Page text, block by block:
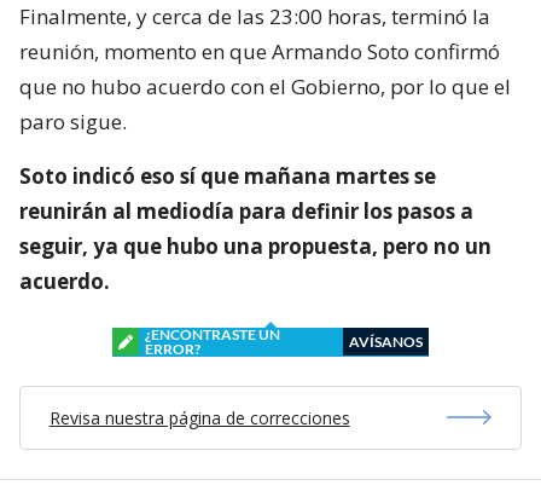
Finalmente, y cerca de las 23:00 horas, terminó la
reunión, momento en que Armando Soto confirmó
que no hubo acuerdo con el Gobierno, por lo que el
paro sigue.
Soto indicó eso sí que mañana martes se
reunirán al mediodía para definir los pasos a
seguir, ya que hubo una propuesta, pero no un
acuerdo.
¿ENCONTRASTE UN
ERROR?
AVÍSANOS
Revisa nuestra página de correcciones